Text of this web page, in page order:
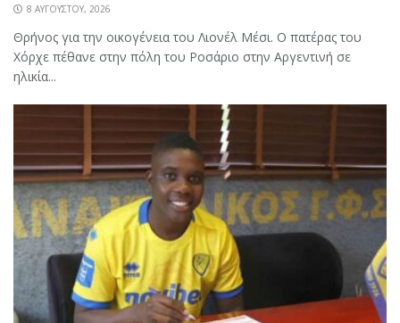
8 ΑΥΓΟΎΣΤΟΥ, 2026
Θρήνος για την οικογένεια του Λιονέλ Μέσι. Ο πατέρας του
Χόρχε πέθανε στην πόλη του Ροσάριο στην Αργεντινή σε
ηλικία...